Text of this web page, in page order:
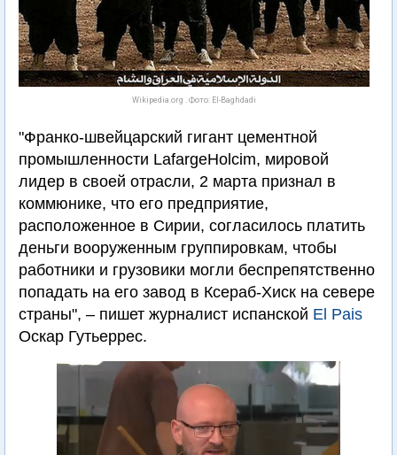
Wikipedia.org . Фото: El-Baghdadi
"Франко-швейцарский гигант цементной
промышленности LafargeHolcim, мировой
лидер в своей отрасли, 2 марта признал в
коммюнике, что его предприятие,
расположенное в Сирии, согласилось платить
деньги вооруженным группировкам, чтобы
работники и грузовики могли беспрепятственно
попадать на его завод в Ксераб-Хиск на севере
страны", – пишет журналист испанской El Pais
Оскар Гутьеррес.